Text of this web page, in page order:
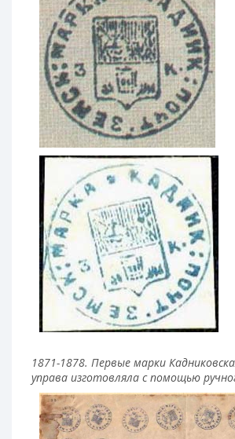
1871-1878. Первые марки
управа изготовляла с помощью